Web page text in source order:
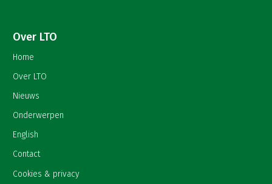
Over LTO
Home
Over LTO
Nieuws
Onderwerpen
English
Contact
Cookies & privacy